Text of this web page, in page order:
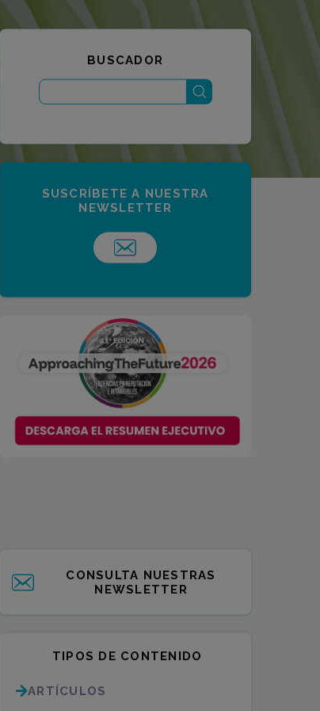
BUSCADOR
SUSCRÍBETE A NUESTRA
NEWSLETTER
CONSULTA NUESTRAS
NEWSLETTER
TIPOS DE CONTENIDO
ARTÍCULOS